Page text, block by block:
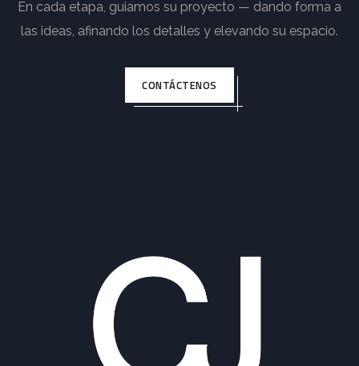
En cada etapa, guiamos su proyecto — dando forma a
las ideas, afinando los detalles y elevando su espacio.
CONTÁCTENOS